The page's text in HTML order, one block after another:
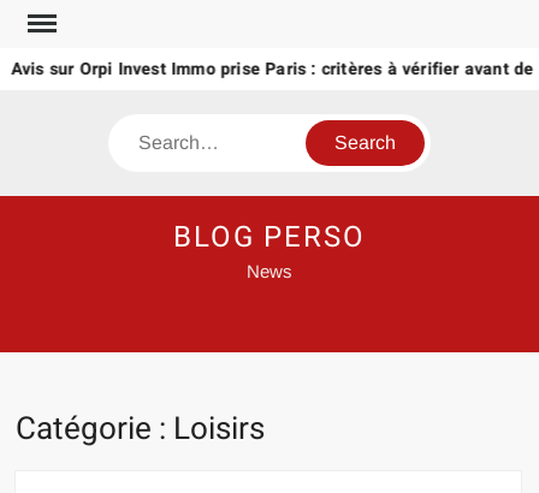
Skip
content
sur Orpi Invest Immo prise Paris : critères à vérifier avant de
Search
BLOG PERSO
News
Catégorie : Loisirs